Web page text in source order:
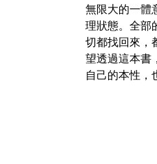
無限大的一體
理狀態。全部
切都找回來，
望透過這本書
自己的本性，